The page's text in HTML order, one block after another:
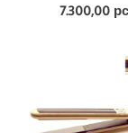
7.300,00